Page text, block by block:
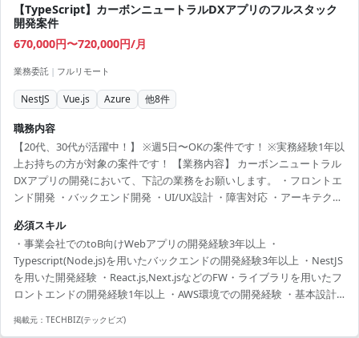
【TypeScript】カーボンニュートラルDXアプリのフルスタック
開発案件
670,000円〜720,000円/月
業務委託 | フルリモート
NestJS Vue.js Azure 他8件
職務内容
【20代、30代が活躍中！】 ※週5日〜OKの案件です！ ※実務経験1年以
上お持ちの方が対象の案件です！ 【業務内容】 カーボンニュートラル
DXアプリの開発において、下記の業務をお願いします。 ・フロントエ
ンド開発 ・バックエンド開発 ・UI/UX設計 ・障害対応 ・アーキテクチ
服装:自由 ・精算:140h~180h ・面談:2回 ◆必須スキル◆ ・事業会社で
のtoB向けWebアプリの開発経験3年以上 ・Typescript(Node.js)を用い
たバックエンドの開発経験3年以上 ・NestJSを用いた開発経験 ・
React.js,Ne...
必須スキル
・事業会社でのtoB向けWebアプリの開発経験3年以上 ・
Typescript(Node.js)を用いたバックエンドの開発経験3年以上 ・NestJS
を用いた開発経験 ・React.js,Next.jsなどのFW・ライブラリを用いたフ
ロントエンドの開発経験1年以上 ・AWS環境での開発経験 ・基本設計
掲載元： TECHBIZ(テックビズ)